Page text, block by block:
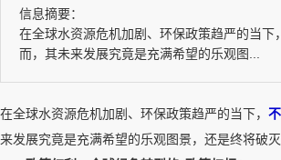
信息摘要：
在全球水资源危机加剧、环保政策趋严的当
而，其未来发展究竟是充满希望的乐观图...
在全球水资源危机加剧、环保政策趋严的当下，
来发展究竟是充满希望的乐观图景，还是终将破